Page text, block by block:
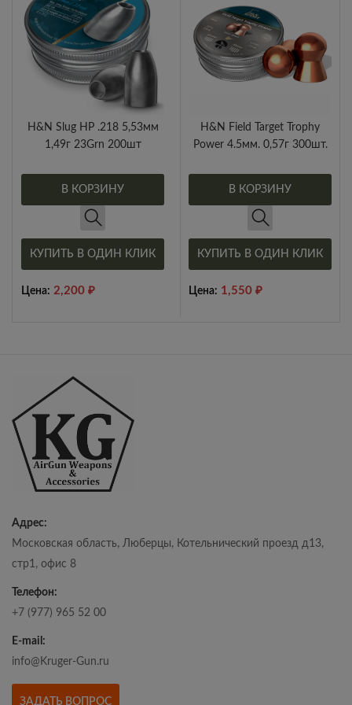
H&N Slug HP .218 5,53мм
1,49г 23Grn 200шт
В КОРЗИНУ
КУПИТЬ В ОДИН КЛИК
Цена: 2,200 ₽
H&N Field Target Trophy
Power 4.5мм. 0,57г 300шт.
В КОРЗИНУ
КУПИТЬ В ОДИН КЛИК
Цена: 1,550 ₽
Адрес:
Московская область, Люберцы, Котельнический проезд д13,
стр1, офис 8
Телефон:
+7 (977) 965 52 00
E-mail:
info@Kruger-Gun.ru
ЗАДАТЬ ВОПРОС